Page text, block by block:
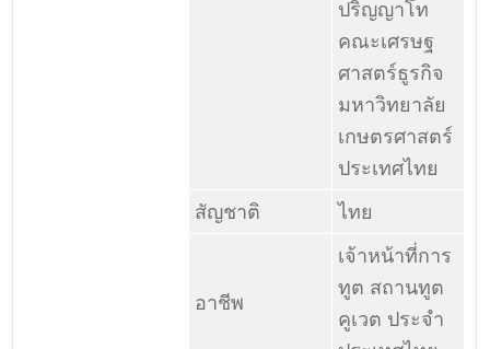
ปริญญาโท
คณะเศรษฐ
ศาสตร์ธูรกิจ
มหาวิทยาลัย
เกษตรศาสตร์
ประเทศไทย
สัญชาติ
ไทย
อาชีพ
เจ้าหน้าที่การ
ทูต สถานทูต
คูเวต ประจำ